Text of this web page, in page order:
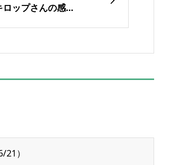
ロップさんの感...
）